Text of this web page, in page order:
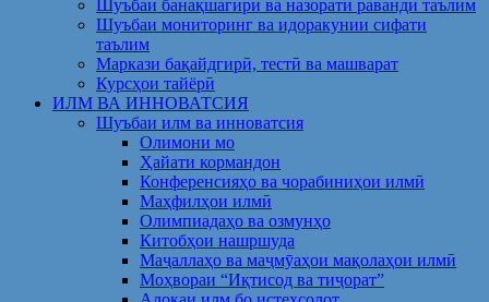
Шуъбаи банақшагирӣ ва назорати раванди таълим
Шуъбаи мониторинг ва идоракунии сифати
таълим
Маркази бақайдгирӣ, тестӣ ва машварат
Курсҳои тайёрӣ
ИЛМ ВА ИННОВАТСИЯ
Шуъбаи илм ва инноватсия
Олимони мо
Ҳайати кормандон
Конференсияҳо ва чорабиниҳои илмӣ
Маҳфилҳои илмӣ
Олимпиадаҳо ва озмунҳо
Китобҳои нашршуда
Маҷаллаҳо ва маҷмӯаҳои мақолаҳои илмӣ
Моҳвораи “Иқтисод ва тиҷорат”